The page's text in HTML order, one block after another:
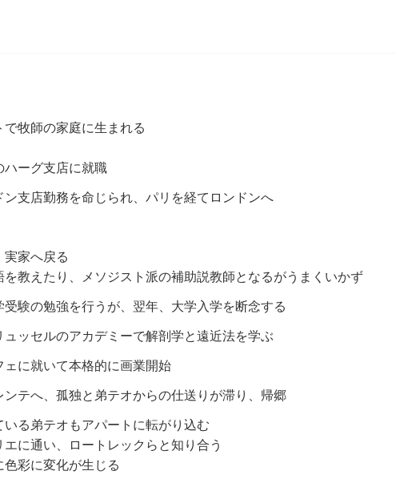
牧師の家庭に生まれる
ハーグ支店に就職
ン支店勤務を命じられ、パリを経てロンドンへ
実家へ戻る
を教えたり、メソジスト派の補助説教師となるがうまくいかず
験の勉強を行うが、翌年、大学入学を断念する
ッセルのアカデミーで解剖学と遠近法を学ぶ
に就いて本格的に画業開始
ンテへ、孤独と弟テオからの仕送りが滞り、帰郷
る弟テオもアパートに転がり込む
に通い、ロートレックらと知り合う
彩に変化が生じる